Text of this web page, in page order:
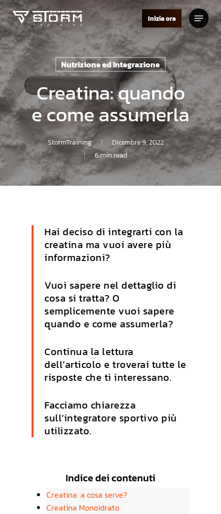
Skip
to
main
content
Inizia ora
Menu
Nutrizione ed Integrazione
Creatina: quando
e come assumerla
StormTraining
Dicembre 9, 2022
6 min read
Hai deciso di integrarti con la
creatina ma vuoi avere più
informazioni?
Vuoi sapere nel dettaglio di
cosa si tratta? O
semplicemente vuoi sapere
quando e come assumerla?
Continua la lettura
dell’articolo e troverai tutte le
risposte che ti interessano.
Facciamo chiarezza
sull’integratore sportivo più
utilizzato.
Indice dei contenuti
Creatina: a cosa serve?
Creatina Monoidrato
Close
Menu